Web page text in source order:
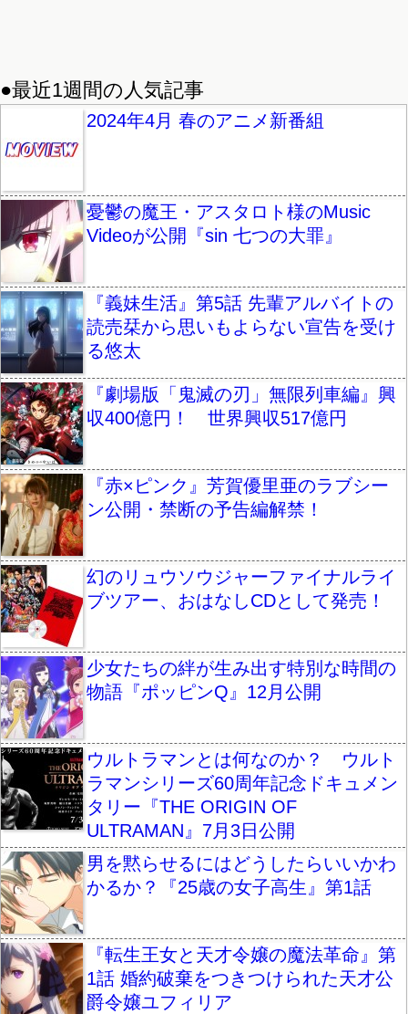
●最近1週間の人気記事
2024年4月 春のアニメ新番組
憂鬱の魔王・アスタロト様のMusic
Videoが公開『sin 七つの大罪』
『義妹生活』第5話 先輩アルバイトの
読売栞から思いもよらない宣告を受け
る悠太
『劇場版「鬼滅の刃」無限列車編』興
収400億円！ 世界興収517億円
『赤×ピンク』芳賀優里亜のラブシー
ン公開・禁断の予告編解禁！
幻のリュウソウジャーファイナルライ
ブツアー、おはなしCDとして発売！
少女たちの絆が生み出す特別な時間の
物語『ポッピンQ』12月公開
ウルトラマンとは何なのか？ ウルト
ラマンシリーズ60周年記念ドキュメン
タリー『THE ORIGIN OF
ULTRAMAN』7月3日公開
男を黙らせるにはどうしたらいいかわ
かるか？『25歳の女子高生』第1話
『転生王女と天才令嬢の魔法革命』第
1話 婚約破棄をつきつけられた天才公
爵令嬢ユフィリア